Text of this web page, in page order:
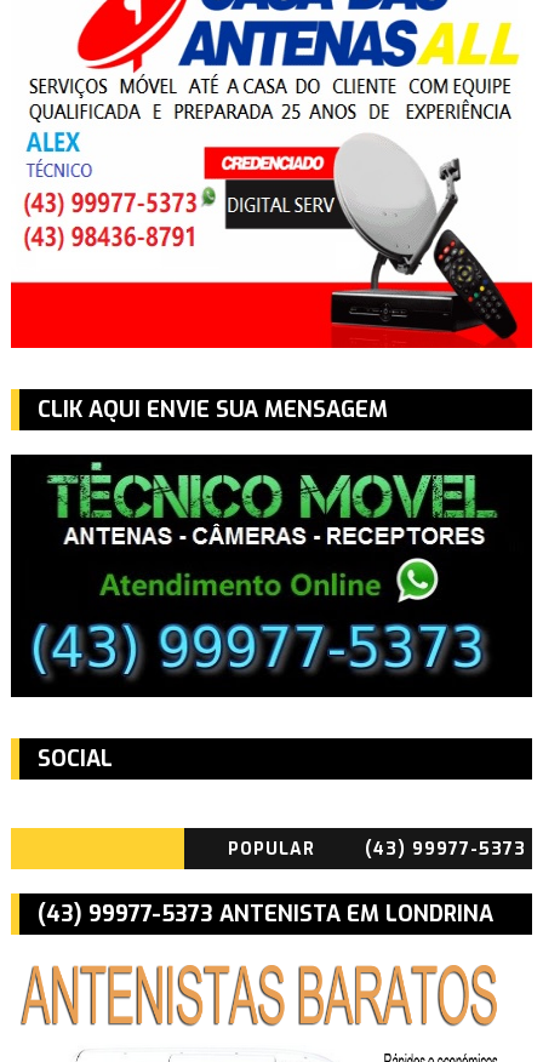
CLIK AQUI ENVIE SUA MENSAGEM
SOCIAL
POPULAR
(43) 99977-5373
ANTENISTA
BARATO EM
LONDRINA CAMBÉ
ROLÂNDIA PR
(43) 99977-5373 ANTENISTA EM LONDRINA